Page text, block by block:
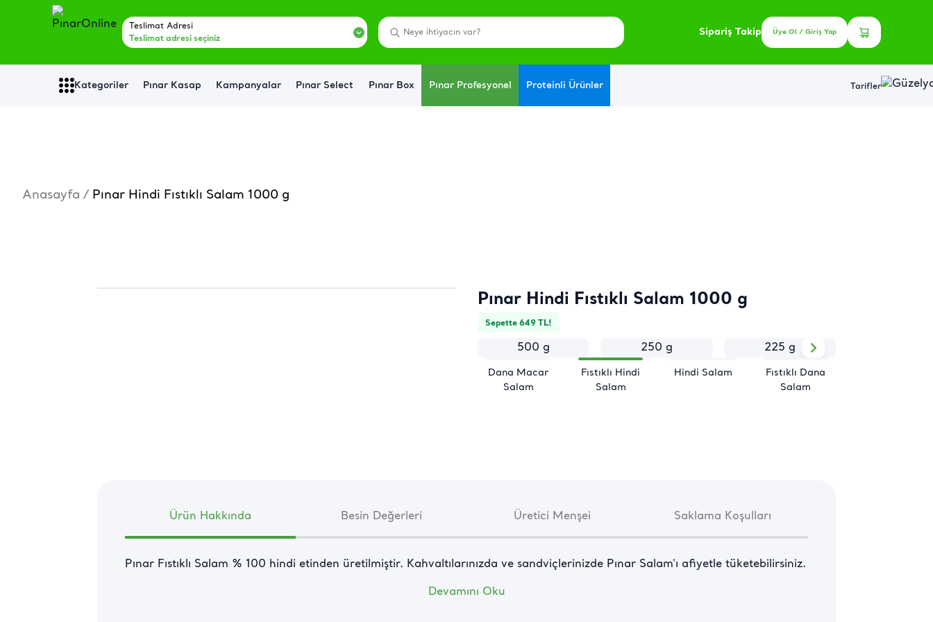
Teslimat Adresi
Teslimat adresi seçiniz
Sipariş Takip Üye Ol / Giriş Yap
Kategoriler Pınar Kasap Kampanyalar Pınar Select Pınar Box Pınar Profesyonel Proteinli Ürünler Tarifler
Anasayfa / Pınar Hindi Fıstıklı Salam 1000 g
Pınar Hindi Fıstıklı Salam 1000 g
Sepette 649 TL!
500 g 250 g 225 g
Dana Macar
Salam
Fıstıklı Hindi
Salam
Hindi Salam
Fıstıklı Dana
Salam
Ürün Hakkında Besin Değerleri Üretici Menşei Saklama Koşulları
Pınar Fıstıklı Salam % 100 hindi etinden üretilmiştir. Kahvaltılarınızda ve sandviçlerinizde Pınar Salam'ı afiyetle tüketebilirsiniz.
Devamını Oku